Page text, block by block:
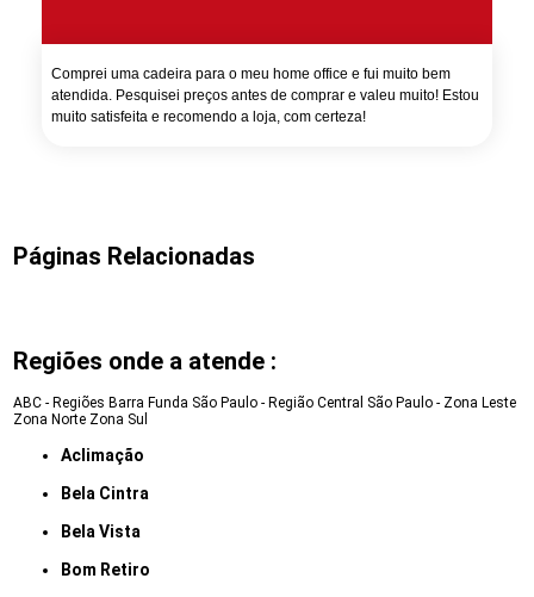
Comprei uma cadeira para o meu home office e fui muito bem
atendida. Pesquisei preços antes de comprar e valeu muito! Estou
muito satisfeita e recomendo a loja, com certeza!
Páginas Relacionadas
Regiões onde a atende :
ABC - Regiões Barra Funda São Paulo - Região Central São Paulo - Zona Leste
Zona Norte Zona Sul
Aclimação
Bela Cintra
Bela Vista
Bom Retiro